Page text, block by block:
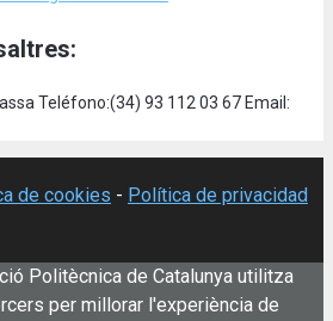
Teléfono:(34) 93 112 03 67 Email:
de cookies - Política de privacidad
Politècnica de Catalunya utilitza
per millorar l'experiència de